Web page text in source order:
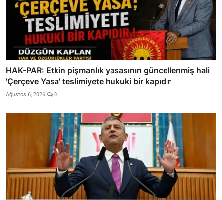
HAK-PAR: Etkin pişmanlık yasasının güncellenmiş hali
'Çerçeve Yasa' teslimiyete hukuki bir kapıdır
Ağustos 6, 2026 0